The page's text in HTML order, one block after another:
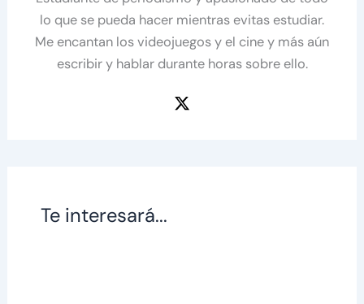
lo que se pueda hacer mientras evitas estudiar.
Me encantan los videojuegos y el cine y más aún
escribir y hablar durante horas sobre ello.
Te interesará...